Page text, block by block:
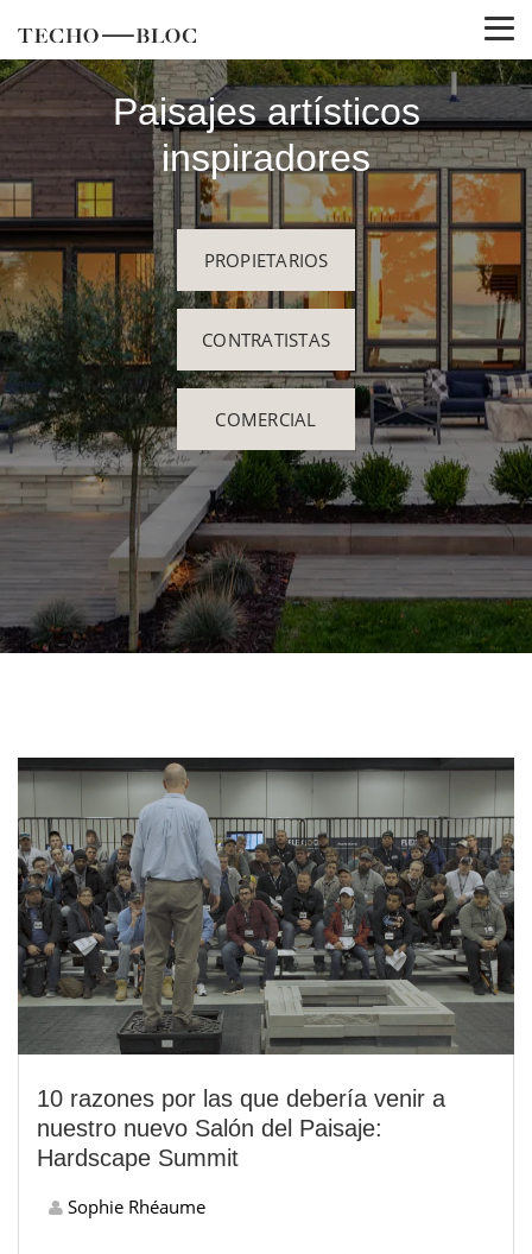
Paisajes artísticos
inspiradores
PROPIETARIOS
CONTRATISTAS
COMERCIAL
10 razones por las que debería venir a
nuestro nuevo Salón del Paisaje:
Hardscape Summit
Sophie Rhéaume